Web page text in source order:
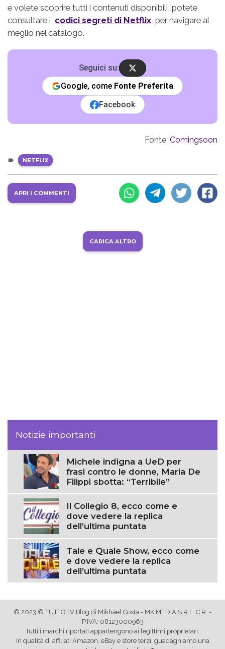
e volete scoprire tutti i contenuti disponibili, potete
consultare i codici segreti di Netflix per navigare al
meglio nel catalogo.
Seguici su:
Google, come Fonte Preferita
Facebook
Fonte: Comingsoon
NETFLIX
APRI I COMMENTI
CARICA ALTRO
Notizie importanti
Michele indigna a UeD per
frasi contro le donne, Maria De
Filippi sbotta: “Terribile”
Il Collegio 8, ecco come e
dove vedere la replica
dell’ultima puntata
Tale e Quale Show, ecco come
e dove vedere la replica
dell’ultima puntata
© 2023 © TUTTO.TV Blog di Mikhael Costa - MK MEDIA S.R.L. C.R. -
P.IVA: 08123000963
Tutti i marchi riportati appartengono ai legittimi proprietari.
In qualità di affiliati Amazon, eBay e store terzi, guadagniamo una